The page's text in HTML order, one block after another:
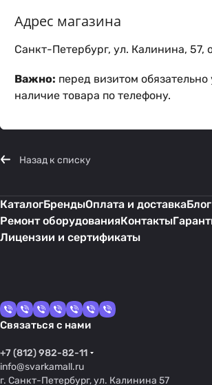
Адрес магазина
Санкт-Петербург, ул. Калинина, 57,
Важно: перед визитом обязательно
наличие товара по телефону.
Назад к списку
КаталогБрендыОплата и доставкаБлог
Ремонт оборудованияКонтакты
Лицензии и сертификаты
Связаться с нами
+7 (812) 982-82-11
info@svarkamall.ru
г. Санкт-Петербург, ул. Калинина 57